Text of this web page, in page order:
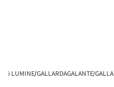
i LUMINE GALLARDAGALANTE